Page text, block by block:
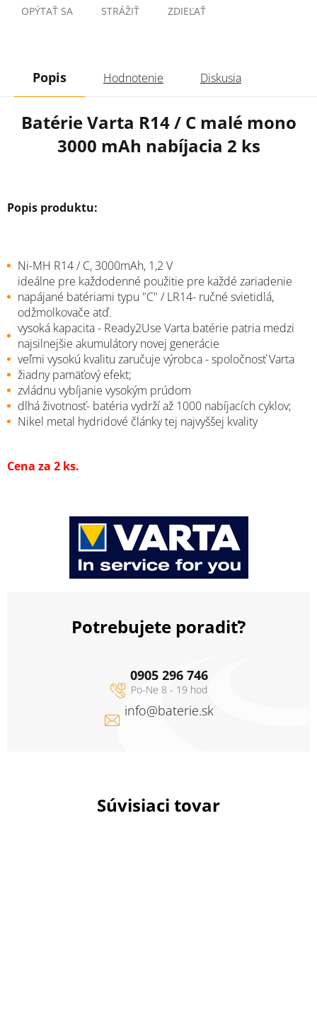
OPÝTAŤ SA STRÁŽIŤ ZDIEĽAŤ
Súvisiaci tovar
Popis Hodnotenie Diskusia
Batérie Varta R14 / C malé mono
3000 mAh nabíjacia 2 ks
Popis produktu:
Ni-MH R14/ C,3000mAh, 1,2 V
ideálne pre každodenné použitie pre každé zariadenie
napájané batériami typu "C" / LR14- ručné svietidlá,
odžmolkovače atď.
vysoká kapacita - Ready2Use Varta batérie patria medzi
najsilnejšie akumulátory novej generácie
veľmi vysokú kvalitu zaručuje výrobca -spoločnosťVarta
žiadny pamäťový efekt;
zvládnu vybíjanie vysokým prúdom
dlhá životnosť- batéria vydržíaž 1000 nabíjacích cyklov;
Nikel metal hydridové článkytej najvyššej kvality
Cena za 2 ks.
Potrebujete poradiť?
info@baterie.sk
0905 296 746